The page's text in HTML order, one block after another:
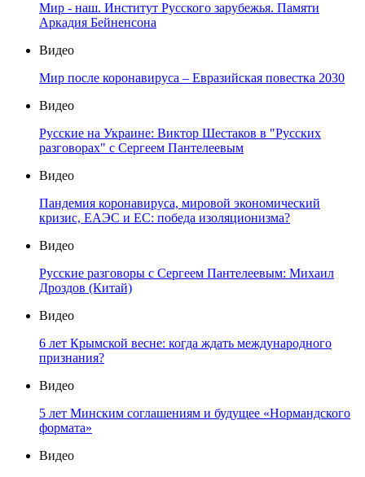
Мир - наш. Институт Русского зарубежья. Памяти
Аркадия Бейненсона
Видео
Мир после коронавируса – Евразийская повестка 2030
Видео
Русские на Украине: Виктор Шестаков в "Русских
разговорах" с Сергеем Пантелеевым
Видео
Пандемия коронавируса, мировой экономический
кризис, ЕАЭС и ЕС: победа изоляционизма?
Видео
Русские разговоры с Сергеем Пантелеевым: Михаил
Дроздов (Китай)
Видео
6 лет Крымской весне: когда ждать международного
признания?
Видео
5 лет Минским соглашениям и будущее «Нормандского
формата»
Видео